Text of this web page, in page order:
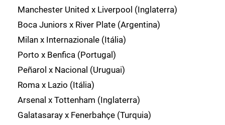
Manchester United x Liverpool (Inglaterra)
Boca Juniors x River Plate (Argentina)
Milan x Internazionale (Itália)
Porto x Benfica (Portugal)
Peñarol x Nacional (Uruguai)
Roma x Lazio (Itália)
Arsenal x Tottenham (Inglaterra)
Galatasaray x Fenerbahçe (Turquia)